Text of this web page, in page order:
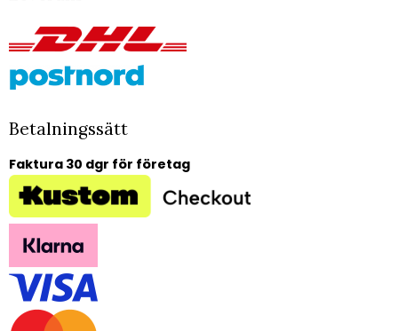
Betalningssätt
Faktura 30 dgr för företag